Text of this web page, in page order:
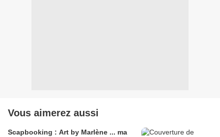
Vous aimerez aussi
Scapbooking : Art by Marlène ... ma